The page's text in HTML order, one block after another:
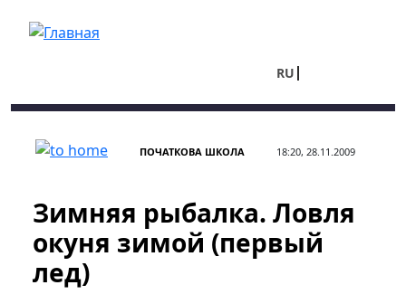
RU
ПОЧАТКОВА ШКОЛА 18:20, 28.11.2009
Зимняя рыбалка. Ловля
окуня зимой (первый
лед)